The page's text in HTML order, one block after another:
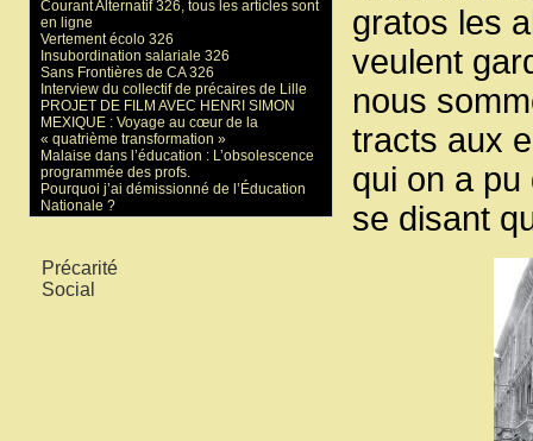
gratos les
veulent
nous
tracts aux
qui on a pu
se disant
Courant Alternatif 326, tous les articles sont
en ligne
Vertement écolo 326
Insubordination salariale 326
Sans Frontières de CA 326
Interview du collectif de précaires de Lille
PROJET DE FILM AVEC HENRI SIMON
MEXIQUE : Voyage au cœur de la
« quatrième transformation »
Malaise dans l’éducation : L’obsolescence
programmée des profs.
Pourquoi j’ai démissionné de l’Éducation
Nationale ?
Précarité
Social